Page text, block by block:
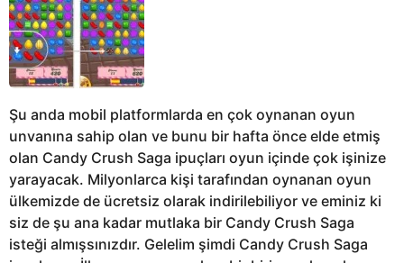
a
g
o
Şu anda mobil platformlarda en çok oynanan oyun
unvanına sahip olan ve bunu bir hafta önce elde etmiş
olan Candy Crush Saga ipuçları oyun içinde çok işinize
yarayacak. Milyonlarca kişi tarafından oynanan oyun
ülkemizde de ücretsiz olarak indirilebiliyor ve eminiz ki
siz de şu ana kadar mutlaka bir Candy Crush Saga
isteği almışsınızdır. Gelelim şimdi Candy Crush Saga